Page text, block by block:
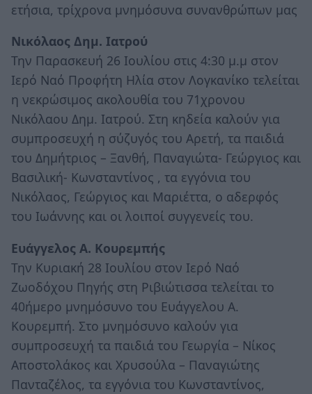
ετήσια, τρίχρονα μνημόσυνα συνανθρώπων μας
Νικόλαος Δημ. Ιατρού
Την Παρασκευή 26 Ιουλίου στις 4:30 μ.μ στον
Ιερό Ναό Προφήτη Ηλία στον Λογκανίκο τελείται
η νεκρώσιμος ακολουθία του 71χρονου
Νικόλαου Δημ. Ιατρού. Στη κηδεία καλούν για
συμπροσευχή η σύζυγός του Αρετή, τα παιδιά
του Δημήτριος – Ξανθή, Παναγιώτα- Γεώργιος και
Βασιλική- Κωνσταντίνος , τα εγγόνια του
Νικόλαος, Γεώργιος και Μαριέττα, ο αδερφός
του Ιωάννης και οι λοιποί συγγενείς του.
Ευάγγελος Α. Κουρεμπής
Την Κυριακή 28 Ιουλίου στον Ιερό Ναό
Ζωοδόχου Πηγής στη Ριβιώτισσα τελείται το
40ήμερο μνημόσυνο του Ευάγγελου Α.
Κουρεμπή. Στο μνημόσυνο καλούν για
συμπροσευχή τα παιδιά του Γεωργία – Νίκος
Αποστολάκος και Χρυσούλα – Παναγιώτης
Πανταζέλος, τα εγγόνια του Κωνσταντίνος,